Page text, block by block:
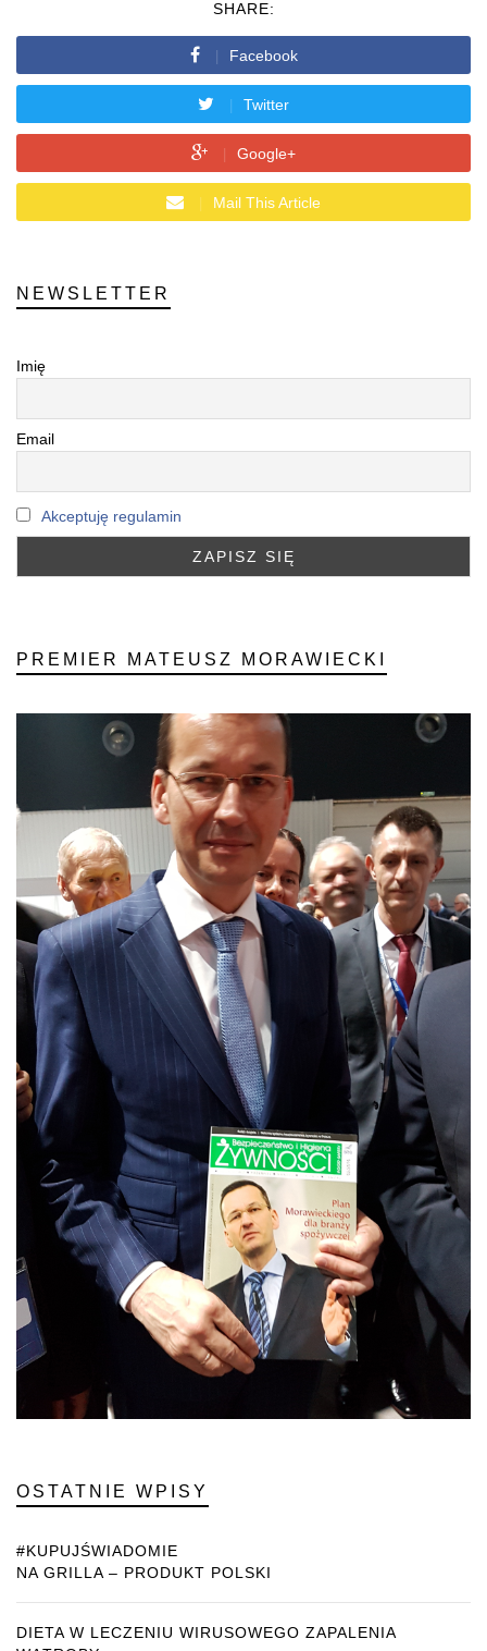
SHARE:
Facebook
Twitter
Google+
Mail This Article
NEWSLETTER
Imię
Email
Akceptuję regulamin
PREMIER MATEUSZ MORAWIECKI
OSTATNIE WPISY
#KUPUJŚWIADOMIE
NA GRILLA – PRODUKT POLSKI
DIETA W LECZENIU WIRUSOWEGO ZAPALENIA